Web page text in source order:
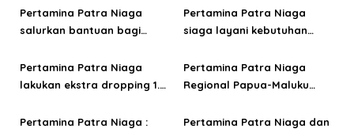
kepedulian sosial lewat
kurban
Pertamina Patra Niaga
salurkan bantuan bagi
kebakaran di Jayapura
Pertamina Patra Niaga
siaga layani kebutuhan
Papua dan Maluku
Pertamina Patra Niaga
lakukan ekstra dropping 1.3
Wilayah Papua-Maluku
Pertamina Patra Niaga
Regional Papua-Maluku
jelang Hari Raya Idul Fitri
Pertamina Patra Niaga :
Pertamina Patra Niaga dan